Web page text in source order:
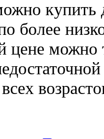
более
цене можно